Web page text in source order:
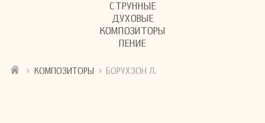
СТРУННЫЕ
ДУХОВЫЕ
КОМПОЗИТОРЫ
ПЕНИЕ
› КОМПОЗИТОРЫ › БОРУХЗОН Л.